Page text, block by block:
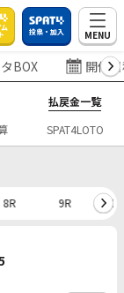
投票・加入 MENU
BOX 開催
払戻金一覧
SPAT4LOTO
8R 9R